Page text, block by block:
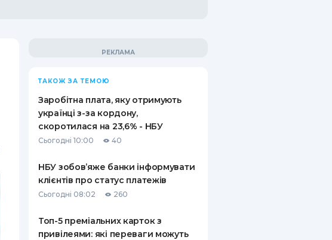
ТАКОЖ ЗА ТЕМОЮ
Заробітна плата, яку отримують
українці з-за кордону,
скоротилася на 23,6% - НБУ
Сьогодні 10:00 40
НБУ зобов’яже банки інформувати
клієнтів про статус платежів
Сьогодні 08:02 260
Топ-5 преміальних карток з
привілеями: які переваги можуть